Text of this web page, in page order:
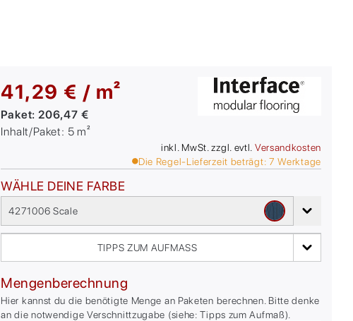
41,29 € / m²
Paket: 206,47 €
Inhalt/Paket: 5 m²
inkl. MwSt. zzgl. evtl. Versandkosten
Die Regel-Lieferzeit beträgt: 7 Werktage
WÄHLE DEINE FARBE
4271006 Scale
TIPPS ZUM AUFMASS
Mengenberechnung
Hier kannst du die benötigte Menge an Paketen berechnen. Bitte denke
an die notwendige Verschnittzugabe (siehe: Tipps zum Aufmaß).